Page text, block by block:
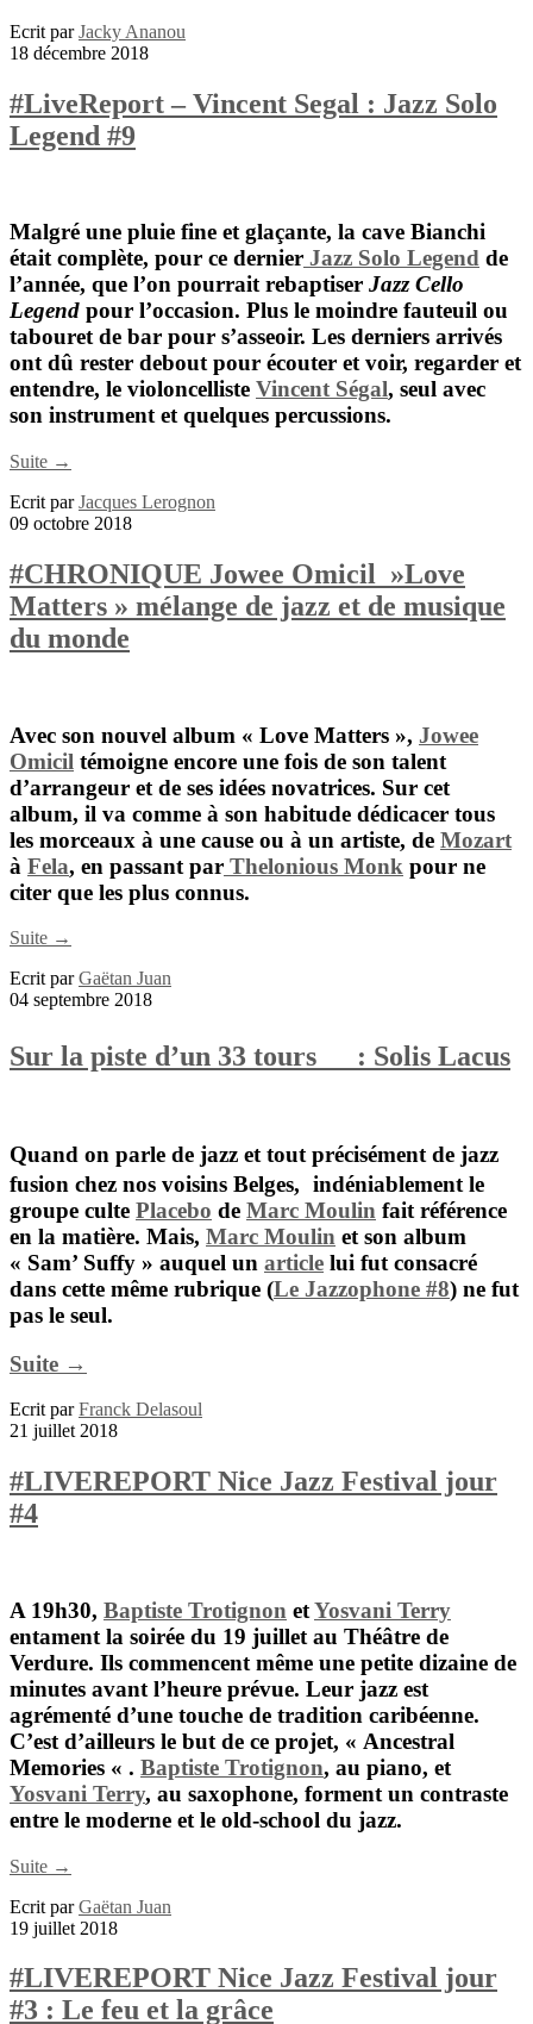
Ecrit parJacky Ananou
18 décembre 2018
#LiveReport – Vincent Segal : Jazz Solo
Legend #9
Malgré une pluie fine et glaçante, la cave Bianchi
était complète, pour ce dernier Jazz Solo Legend de
l’année, que l’on pourrait rebaptiser Jazz Cello
Legend pour l’occasion. Plus le moindre fauteuil ou
tabouret de bar pour s’asseoir. Les derniers arrivés
ont dû rester debout pour écouter et voir, regarder et
entendre, le violoncelliste Vincent Ségal, seul avec
son instrument et quelques percussions.
Suite →
Ecrit parJacques Lerognon
09 octobre 2018
#CHRONIQUE Jowee Omicil »Love
Matters » mélange de jazz et de musique
du monde
Avec son nouvel album « Love Matters », Jowee
Omicil témoigne encore une fois de son talent
d’arrangeur et de ses idées novatrices. Sur cet
album, il va comme à son habitude dédicacer tous
les morceaux à une cause ou à un artiste, de Mozart
à Fela, en passant par Thelonious Monk pour ne
citer que les plus connus.
Suite →
Ecrit parGaëtan Juan
04 septembre 2018
Sur la piste d’un 33 tours : Solis Lacus
Quand on parle de jazz et tout précisément de jazz
fusion chez nos voisins Belges, indéniablement le
groupe culte Placebo de Marc Moulin fait référence
en la matière. Mais, Marc Moulin et son album
« Sam’ Suffy » auquel un article lui fut consacré
dans cette même rubrique (Le Jazzophone #8) ne fut
pas le seul.
Suite →
Ecrit parFranck Delasoul
21 juillet 2018
#LIVEREPORT Nice Jazz Festival jour
#4
A 19h30, Baptiste Trotignon etYosvani Terry
entament la soirée du 19 juillet au Théâtre de
Verdure. Ils commencent même une petite dizaine de
minutes avant l’heure prévue. Leur jazz est
agrémenté d’une touche de tradition caribéenne.
C’est d’ailleurs le but de ce projet, « Ancestral
Memories « . Baptiste Trotignon, au piano, et
Yosvani Terry, au saxophone, forment un contraste
entre le moderne et le old-school du jazz.
Suite →
Ecrit parGaëtan Juan
19 juillet 2018
#LIVEREPORT Nice Jazz Festival jour
#3 : Le feu et la grâce